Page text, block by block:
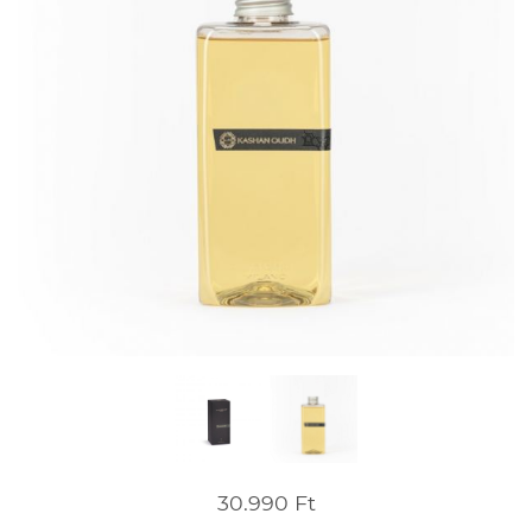
30.990 Ft